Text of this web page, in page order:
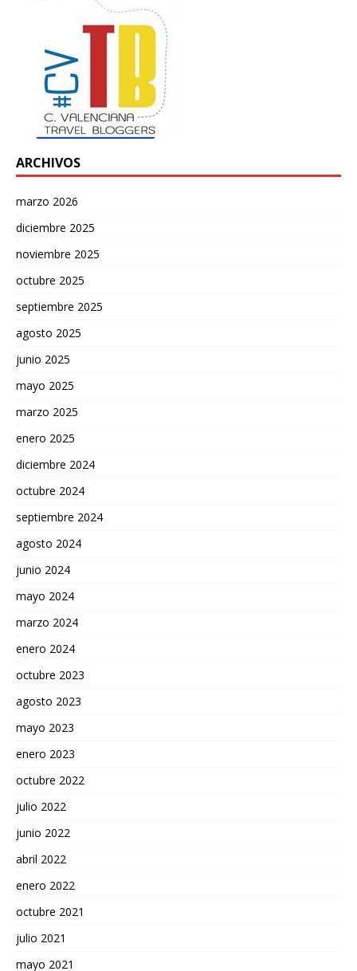
ARCHIVOS
marzo 2026
diciembre 2025
noviembre 2025
octubre 2025
septiembre 2025
agosto 2025
junio 2025
mayo 2025
marzo 2025
enero 2025
diciembre 2024
octubre 2024
septiembre 2024
agosto 2024
junio 2024
mayo 2024
marzo 2024
enero 2024
octubre 2023
agosto 2023
mayo 2023
enero 2023
octubre 2022
julio 2022
junio 2022
abril 2022
enero 2022
octubre 2021
julio 2021
mayo 2021